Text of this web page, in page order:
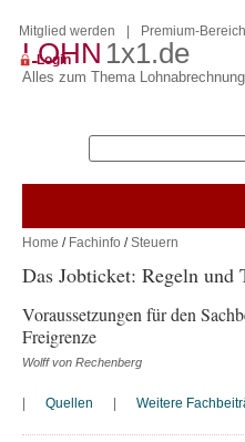
LOHN 1x1.de
Alles zum Thema Lohnabrechnung
Mitglied werden Premium-Bereich
Login
Home / Fachinfo /Steuern
Das Jobticket: Regeln und
Voraussetzungen für den
Freigrenze
Wolff von Rechenberg
Quellen Weitere